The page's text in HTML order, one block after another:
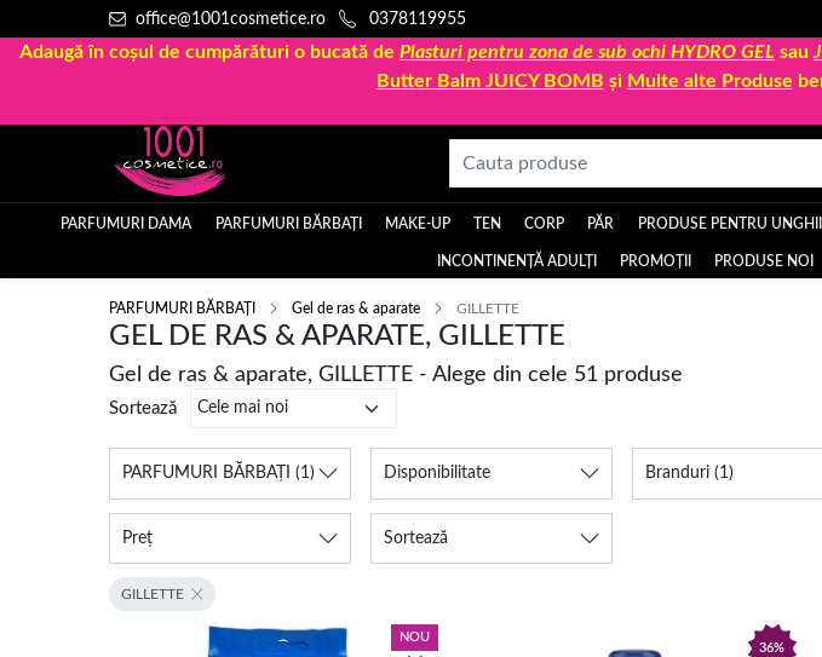
office@1001cosmetice.ro 0378119955
Adaugă în coșul de cumpărături o bucată de Plasturi pentru zona de sub ochi HYDRO GEL sau
Butter Balm JUICY BOMB și Multe alte Produse
PARFUMURI DAMA PARFUMURI BĂRBAȚI MAKE-UP TEN CORP PĂR PRODUSE PENTRU UNGHII
INCONTINENȚĂ ADULȚI PROMOȚII PRODUSE NOI
PARFUMURI BĂRBAȚI Gel de ras & aparate GILLETTE
GEL DE RAS & APARATE, GILLETTE
Gel de ras & aparate, GILLETTE - Alege din cele 51 produse
Sortează
PARFUMURI BĂRBAȚI (1) Disponibilitate Branduri (1)
Preț Sortează
GILLETTE
NOU
36%